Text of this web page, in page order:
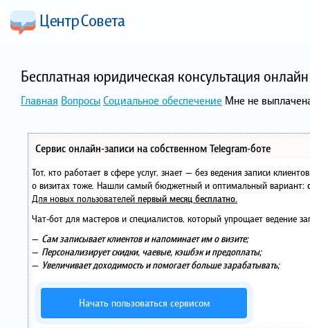
Бесплатная юридическая консультация
Главная ВопросыСоциальное обеспечение Мне не
Сервис онлайн-записи на собственном Telegram-боте
Тот, кто работает в сфере услуг, знает — без ведения записи
о визитах тоже. Нашли самый бюджетный и оптимальный вариант:
Для новых пользователей первый месяц бесплатно.
Чат-бот для мастеров и специалистов, который упрощает ведение
— Сам записывает клиентов и напоминает им о визите;
— Персонализирует скидки, чаевые, кэшбэк и предоплаты;
— Увеличивает доходимость и помогает больше зарабатывать;
Начать пользоваться сервисом